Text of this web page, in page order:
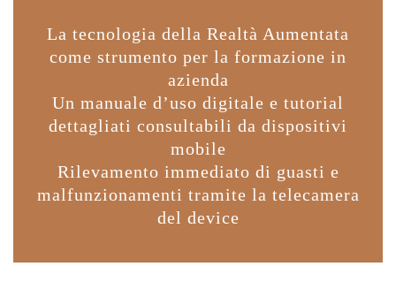
La tecnologia della Realtà Aumentata
come strumento per la formazione in
azienda
Un manuale d’uso digitale e tutorial
dettagliati consultabili da dispositivi
mobile
Rilevamento immediato di guasti e
malfunzionamenti tramite la telecamera
del device